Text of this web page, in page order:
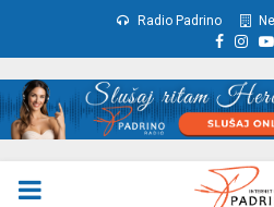
Radio Padrino
PRIMARY